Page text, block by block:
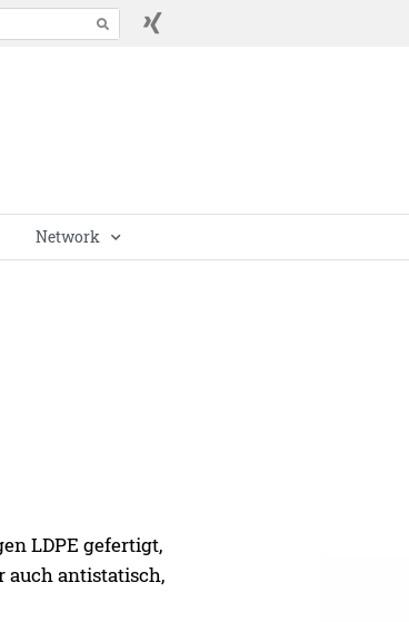
Network
LDPE gefertigt,
auch antistatisch,